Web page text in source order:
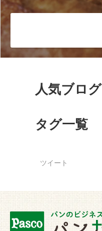
人気ブログ
タグ一覧
ツイート